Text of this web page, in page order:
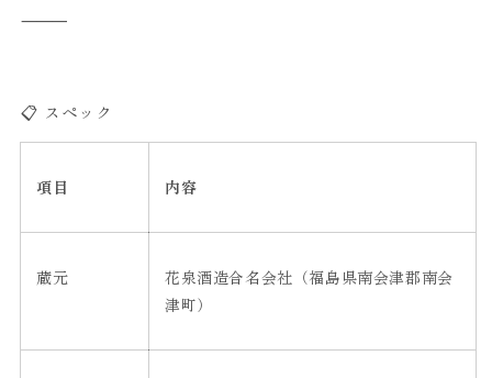
⸻
📋 スペック
項目 内容
蔵元
花泉酒造合名会社（福島県南会津郡南会
津町）